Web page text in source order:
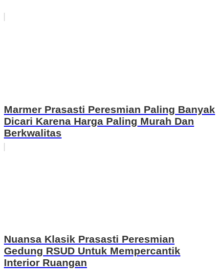
Marmer Prasasti Peresmian Paling Banyak
Dicari Karena Harga Paling Murah Dan
Berkwalitas
Nuansa Klasik Prasasti Peresmian
Gedung RSUD Untuk Mempercantik
Interior Ruangan